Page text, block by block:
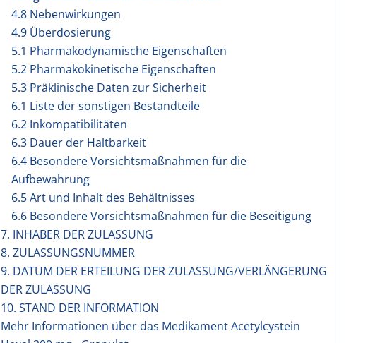
4.8 Nebenwirkungen
4.9 Überdosierung
5.1 Pharmakodynamische Eigenschaften
5.2 Pharmakokinetische Eigenschaften
5.3 Präklinische Daten zur Sicherheit
6.1 Liste der sonstigen Bestandteile
6.2 Inkompatibilitäten
6.3 Dauer der Haltbarkeit
6.4 Besondere Vorsichtsmaßnahmen für die
Aufbewahrung
6.5 Art und Inhalt des Behältnisses
6.6 Besondere Vorsichtsmaßnahmen für die Beseitigung
7. INHABER DER ZULASSUNG
8. ZULASSUNGSNUMMER
9. DATUM DER ERTEILUNG DER ZULASSUNG/VERLÄNGERUNG
DER ZULASSUNG
10. STAND DER INFORMATION
Mehr Informationen über das Medikament Acetylcystein